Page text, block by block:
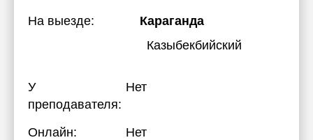
На выезде:
Караганда
Казыбекбийский
У
преподавателя:
Нет
Онлайн: Нет